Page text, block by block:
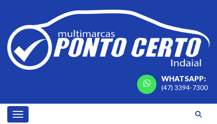
WHATSAPP:
(47) 3394-7300
Toggle navigation